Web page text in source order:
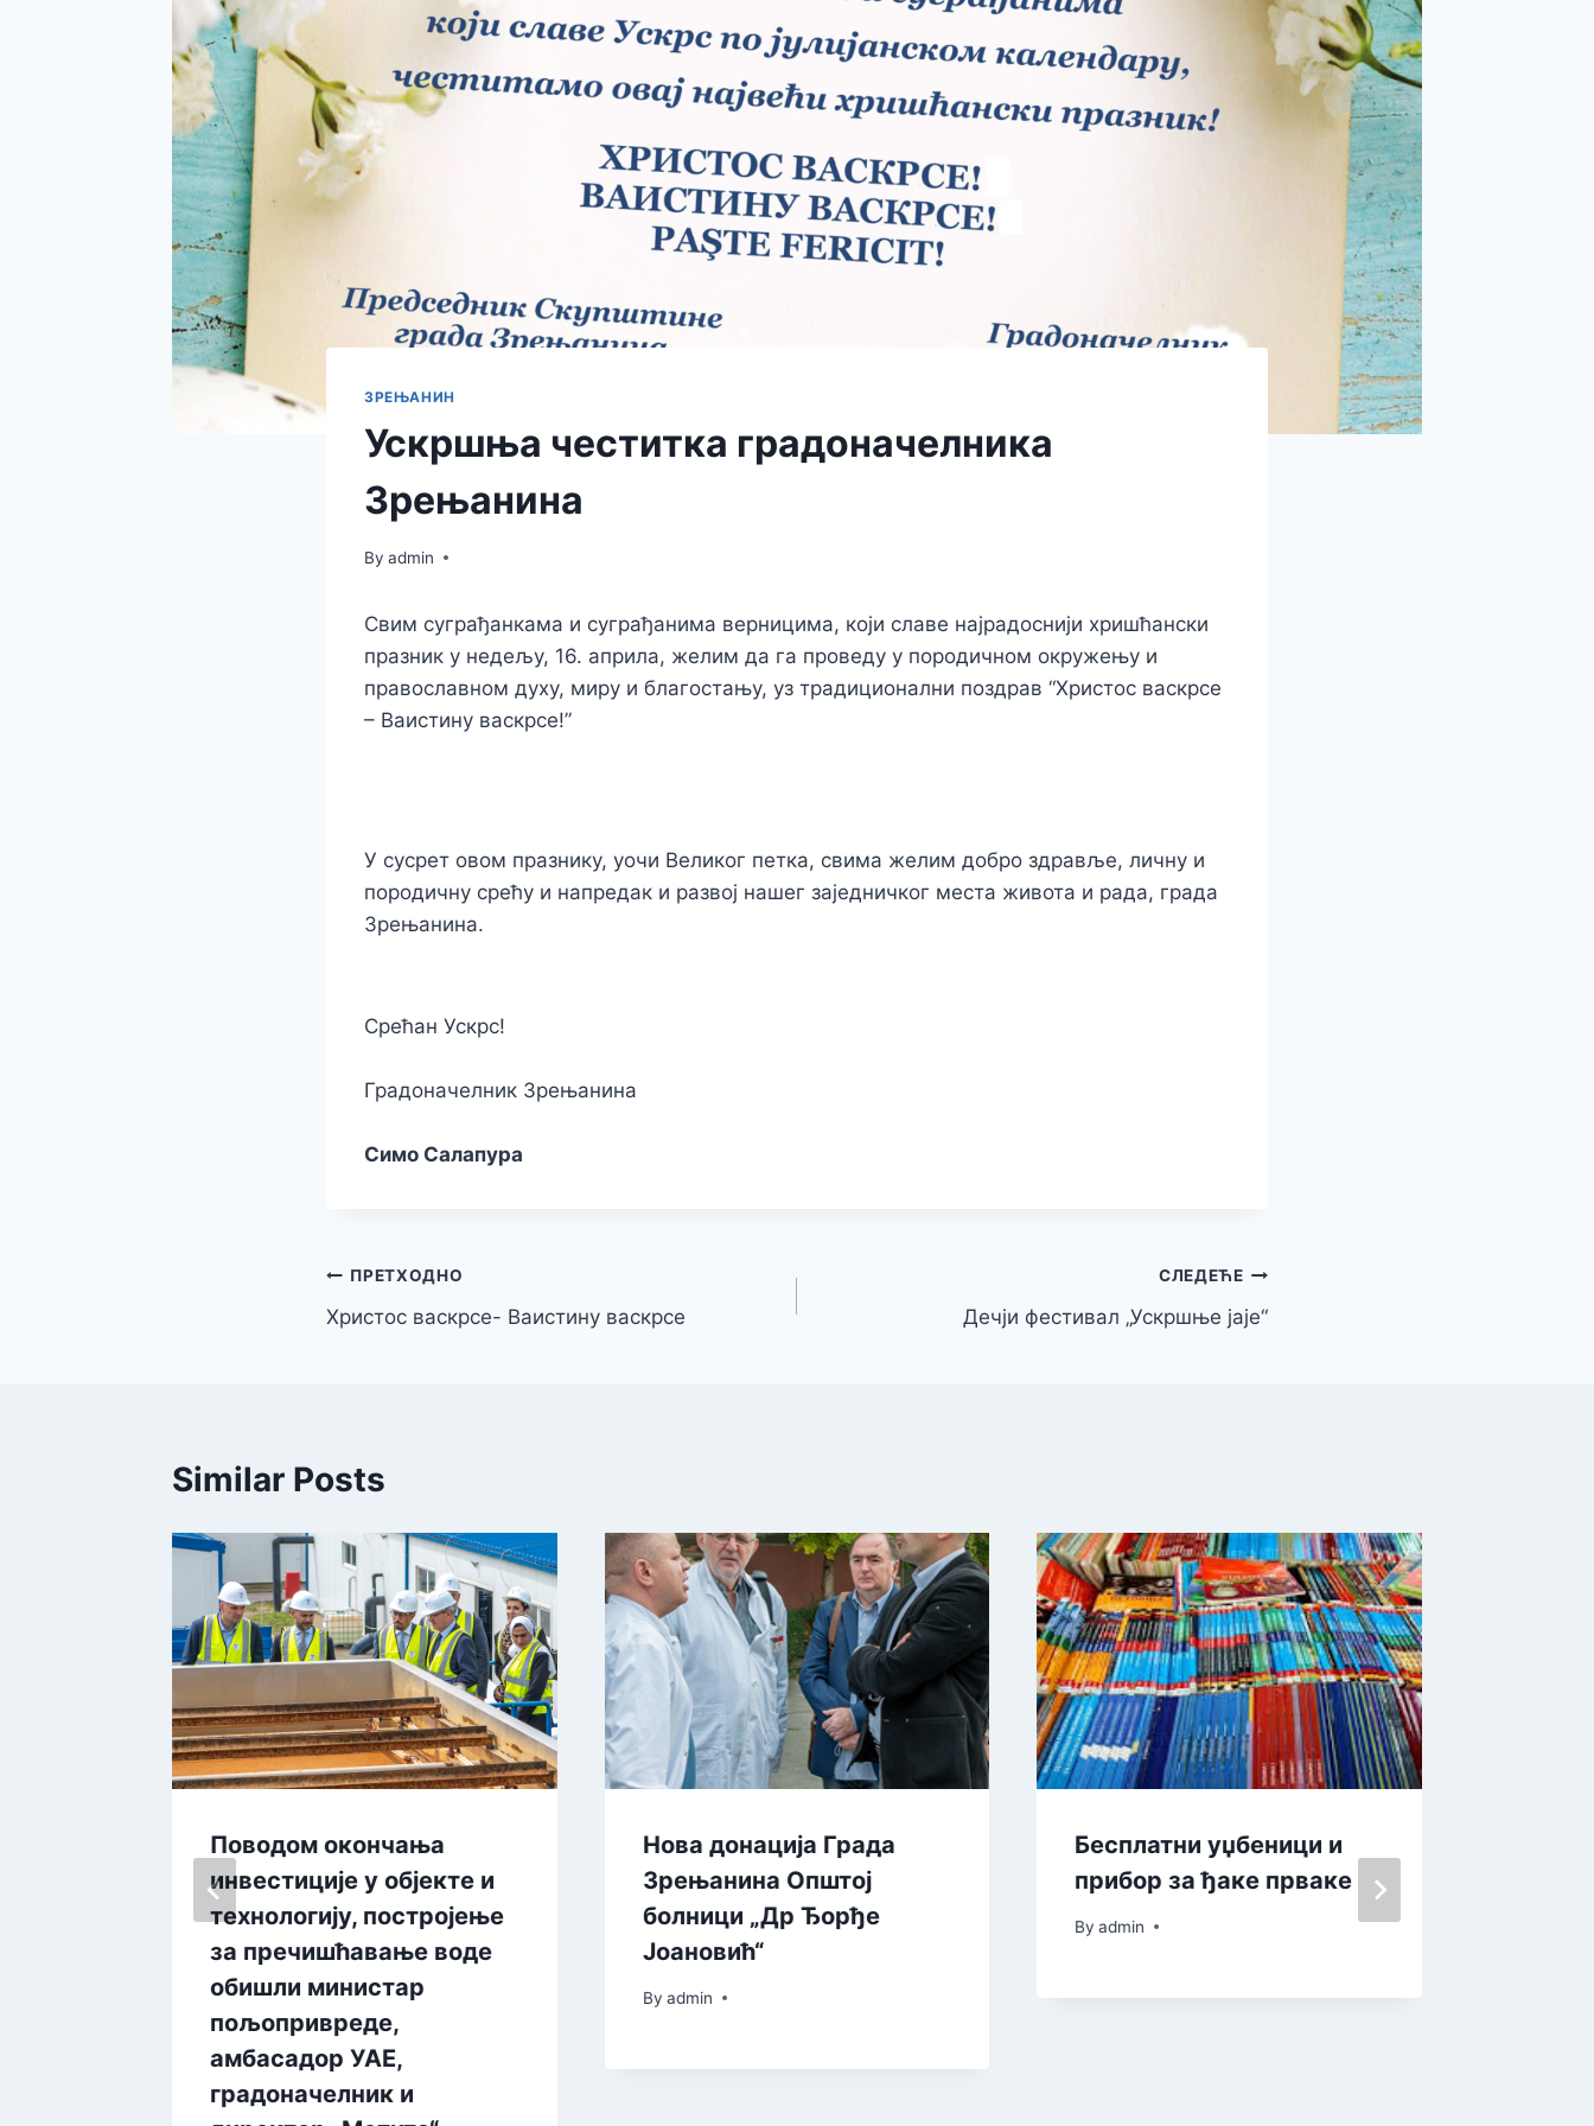
ЗРЕЊАНИН
Ускршња честитка градоначелника
Зрењанина
By admin
Свим суграђанкама и суграђанима верницима, који славе најрадоснији хришћански
празник у недељу, 16. априла, желим да га проведу у породичном окружењу и
православном духу, миру и благостању, уз традиционални поздрав “Христос васкрсе
– Ваистину васкрсе!”
У сусрет овом празнику, уочи Великог петка, свима желим добро здравље, личну и
породичну срећу и напредак и развој нашег заједничког места живота и рада, града
Зрењанина.
Срећан Ускрс!
Градоначелник Зрењанина
Симо Салапура
Кретање
чланка
ПРЕТХОДНО
Христос васкрсе- Ваистину васкрсе
СЛЕДЕЋЕ
Дечји фестивал „Ускршње јаје“
Similar Posts
Поводом окончања
инвестиције у објекте и
технологију, постројење
за пречишћавање воде
обишли министар
пољопривреде,
амбасадор УАЕ,
градоначелник и
Нова донација Града
Зрењанина Општој
болници „Др Ђорђе
Јоановић“
By admin
Бесплатни уџбеници и
прибор за ђаке прваке
By admin